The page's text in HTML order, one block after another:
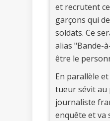
et recrutent
garçons qui
soldats. Ce
alias "Bande-
être le
En parallèle
tueur sévit au
journaliste
enquête et va